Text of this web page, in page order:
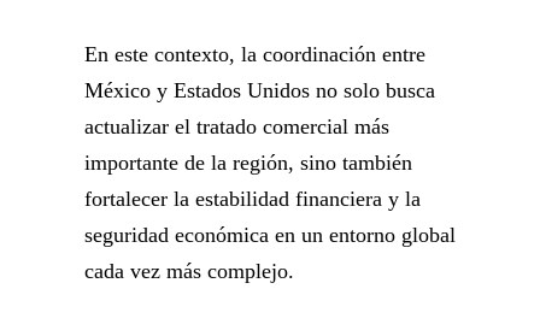
En este contexto, la coordinación entre
México y Estados Unidos no solo busca
actualizar el tratado comercial más
importante de la región, sino también
fortalecer la estabilidad financiera y la
seguridad económica en un entorno global
cada vez más complejo.